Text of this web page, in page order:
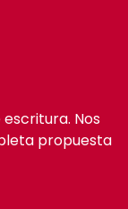
Nos
propuesta